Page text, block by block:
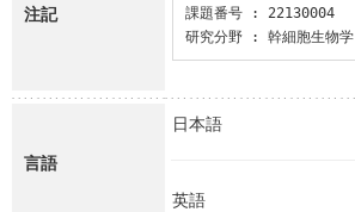
注記
課題番号 : 22130004
研究分野 : 幹細胞生物学
言語
日本語
英語